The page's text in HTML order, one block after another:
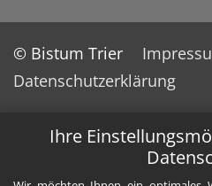
Ihre
© Bistum Trier
Datenschutzerklärung